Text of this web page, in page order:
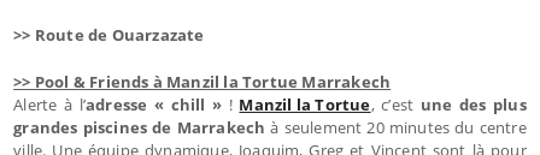
>> Route de Ouarzazate
>> Pool & Friends à Manzil la Tortue Marrakech
Alerte à l’adresse « chill » ! Manzil la Tortue, c’est une des plus
grandes piscines de Marrakech à seulement 20 minutes du centre
ville. Une équipe dynamique, Joaquim, Greg et Vincent sont là pour